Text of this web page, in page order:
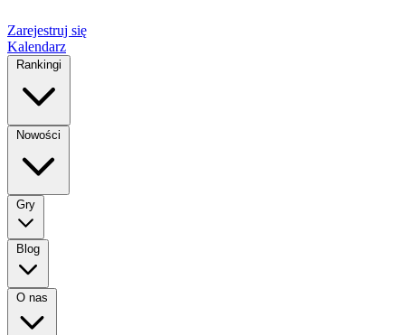
Zarejestruj się
Kalendarz
Rankingi
Nowości
Gry
Blog
O nas